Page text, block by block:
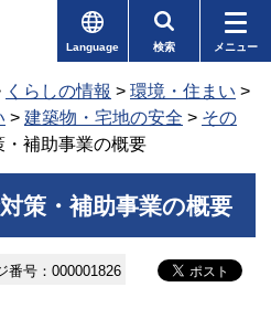
Language 検索 メニュー
くらしの情報 > 環境・住まい >
> 建築物・宅地の安全 > その
補助事業の概要
策・補助事業の概要
番号：000001826